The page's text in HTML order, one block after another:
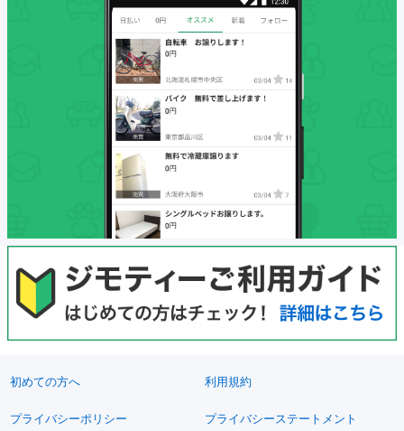
初めての方へ 利用規約
プライバシーポリシー プライバシーステートメント